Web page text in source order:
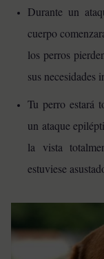
Durante un
cuerpo
los perros
sus necesidades
Tu perro estará
un ataque
la vista
estuviese